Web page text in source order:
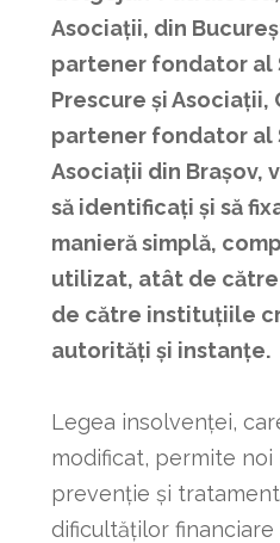
Asociații, din
partener fondator al
Prescure și Asociații,
partener fondator al
Asociații din Brașov,
să identificați și să
manieră simplă,
utilizat, atât de
de către instituțiile
autorități și
Legea insolvenței,
modificat, permite
prevenție și
dificultăților